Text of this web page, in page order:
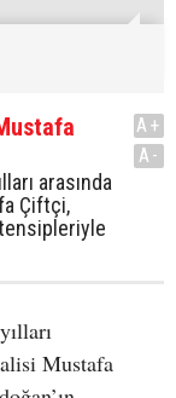
arasında
Çiftçi,
tensipleriyle
A+
A-
Mustafa